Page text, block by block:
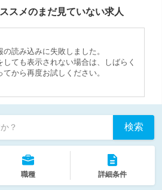
スメのまだ見ていない求人
の読み込みに失敗しました。
しても表示されない場合は、しばらく
てから再度お試しください。
？ 検索
職種 詳細条件